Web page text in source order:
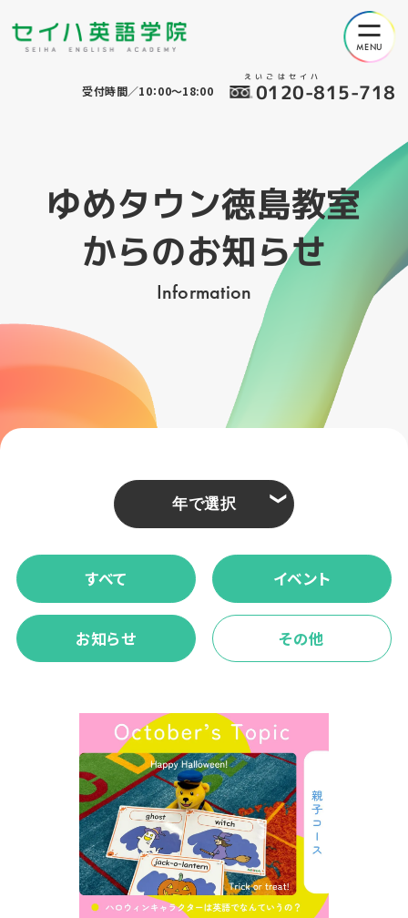
えいごはセイハ
0120-815-718
受付時間／10：00～18:00
ゆめタウン徳島教室
からのお知らせ
Information
❮
すべて イベント
お知らせ その他